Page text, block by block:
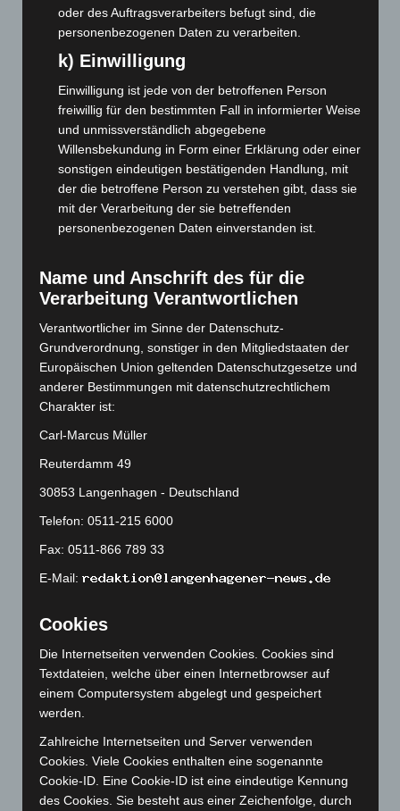
Juni 2026 (139)
April 2026(99)
März 2026(115)
Februar 2026(109)
Januar 2026(122)
Dezember 2025
(103)
November 2025(114)
Oktober 2025(112)
August 2025(90)
Juni 2025
(103)
Mai 2025(112)
April 2025(88)
Dezember 2024(89)
November 2024(94)
Oktober 2024(93)
September 2024(112)
Juli 2024(89)
Juni 2024(107)
Mai 2024(149)
April 2024
März 2024(103)
Februar 2024(103)
Januar 2024(111)
oder des Auftragsverarbeiters befugt sind, die
personenbezogenen Daten zu verarbeiten.
k) Einwilligung
Einwilligung ist jede von der betroffenen Person
freiwillig für den bestimmten Fall in informierter Weise
und unmissverständlich abgegebene
Willensbekundung in Form einer Erklärung oder einer
sonstigen eindeutigen bestätigenden Handlung, mit
der die betroffene Person zu verstehen gibt, dass sie
mit der Verarbeitung der sie betreffenden
personenbezogenen Daten einverstanden ist.
Name und Anschrift des für die
Verarbeitung Verantwortlichen
Verantwortlicher im Sinne der Datenschutz-
Grundverordnung, sonstiger in den Mitgliedstaaten der
Europäischen Union geltenden Datenschutzgesetze und
anderer Bestimmungen mit datenschutzrechtlichem
Charakter ist:
Carl-Marcus Müller
Reuterdamm 49
30853 Langenhagen - Deutschland
Telefon: 0511-215 6000
Fax: 0511-866 789 33
E-Mail:
Cookies
Die Internetseiten verwenden Cookies. Cookies sind
Textdateien, welche über einen Internetbrowser auf
einem Computersystem abgelegt und gespeichert
werden.
Zahlreiche Internetseiten und Server verwenden
Cookies. Viele Cookies enthalten eine sogenannte
Cookie-ID. Eine Cookie-ID ist eine eindeutige Kennung
des Cookies. Sie besteht aus einer Zeichenfolge, durch